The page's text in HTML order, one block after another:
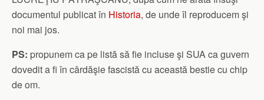
pentru a-l sprijini în lupta dârză şi „nobilă” la care s-a
înhămat. Vom încerca, pe cât se poate, să contribuim la
română, care pângăresc acest popor muncitor şi, în
special proletar. Să stârpim fiara fascistă, tovarăşi, ca să
nu mai scoată capul niciodată. Pentru că duşmanu’ nu
documentul publicat în Historia, de unde îl reproducem şi
noi mai jos.
PS: propunem ca pe listă să fie incluse şi SUA ca guvern
dovedit a fi în cârdăşie fascistă cu această bestie cu chip
de om.